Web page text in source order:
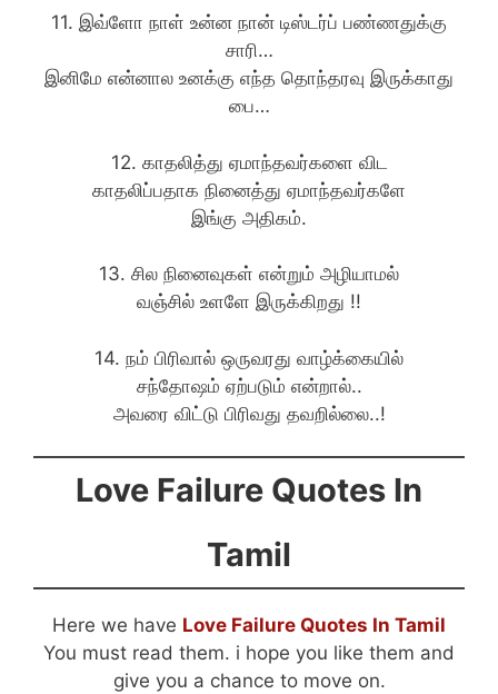
11. இவ்ளோ நாள் உன்ன நான் டிஸ்டர்ப் பண்ணதுக்கு
சாரி…
இனிமே என்னால உனக்கு எந்த தொந்தரவு இருக்காது
பை…
12. காதலித்து ஏமாந்தவர்களை விட
காதலிப்பதாக நினைத்து ஏமாந்தவர்களே
இங்கு அதிகம்.
13. சில நினைவுகள் என்றும் அழியாமல்
வஞ்சில் உளளே இருக்கிறது !!
14. நம் பிரிவால் ஒருவரது வாழ்க்கையில்
சந்தோஷம் ஏற்படும் என்றால்..
அவரை விட்டு பிரிவது தவறில்லை..!
Love Failure Quotes In
Tamil
Here we have Love Failure Quotes In Tamil
You must read them. i hope you like them and
give you a chance to move on.